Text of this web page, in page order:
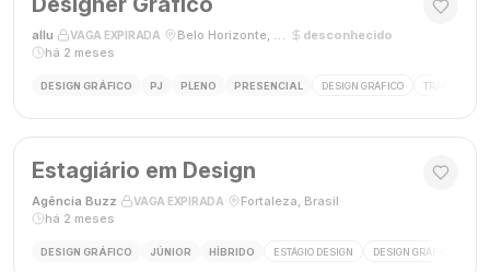
allu VAGA EXPIRADA Belo Horizonte, MG, Brasil desconhecido
há 2 meses
DESIGN GRÁFICO PJ PLENO PRESENCIAL DESIGN GRÁFICO TRÁFEGO
Estagiário em Design
Agência Buzz VAGA EXPIRADA Fortaleza, Brasil
há 2 meses
DESIGN GRÁFICO JÚNIOR HÍBRIDO ESTÁGIO DESIGN DESIGN GRÁFICO